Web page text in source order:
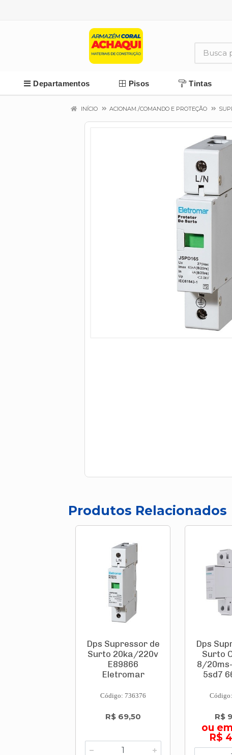
Departamentos Pisos Tintas
INÍCIO ACIONAM./COMANDO E PROTEÇÃO
Produtos Relacionados
Dps Supressor de
Surto 20ka/220v
E89866
Eletromar
Código: 736376
R$ 69,50
Dps
Surto
8/
5sd7
R$
ou
R$